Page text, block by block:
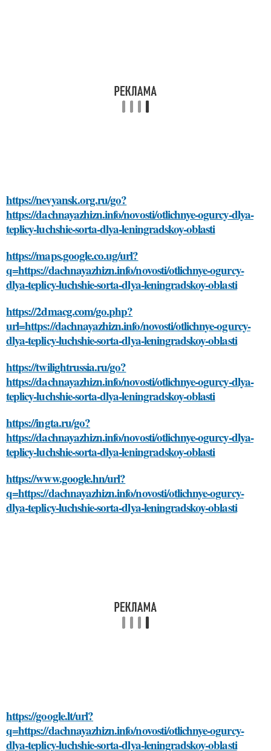
https://nevyansk.org.ru/go?
https://dachnayazhizn.info/novosti/otlichnye-ogurcy-dlya-
teplicy-luchshie-sorta-dlya-leningradskoy-oblasti
https://maps.google.co.ug/url?
q=https://dachnayazhizn.info/novosti/otlichnye-ogurcy-
dlya-teplicy-luchshie-sorta-dlya-leningradskoy-oblasti
https://2dmacg.com/go.php?
url=https://dachnayazhizn.info/novosti/otlichnye-ogurcy-
dlya-teplicy-luchshie-sorta-dlya-leningradskoy-oblasti
https://twilightrussia.ru/go?
https://dachnayazhizn.info/novosti/otlichnye-ogurcy-dlya-
teplicy-luchshie-sorta-dlya-leningradskoy-oblasti
https://ingta.ru/go?
https://dachnayazhizn.info/novosti/otlichnye-ogurcy-dlya-
teplicy-luchshie-sorta-dlya-leningradskoy-oblasti
https://www.google.hn/url?
q=https://dachnayazhizn.info/novosti/otlichnye-ogurcy-
dlya-teplicy-luchshie-sorta-dlya-leningradskoy-oblasti
https://google.lt/url?
q=https://dachnayazhizn.info/novosti/otlichnye-ogurcy-
dlya-teplicy-luchshie-sorta-dlya-leningradskoy-oblasti